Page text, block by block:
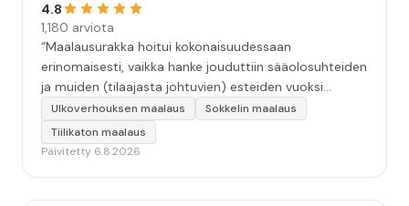
4.8
1,180 arviota
“Maalausurakka hoitui kokonaisuudessaan
erinomaisesti, vaikka hanke jouduttiin sääolosuhteiden
ja muiden (tilaajasta johtuvien) esteiden vuoksi
keskeyttämään n. 3 viikoksi. Maalaistulos on oikein
hyvä, yhteydenpito erinomaista, jälkityöt tehtiin
huolellisesti. Suosittelen. Erityiskiitos itse maalareille:
Ulkoverhouksen maalaus
Sokkelin maalaus
Tiilikaton maalaus
Päivitetty 6.8.2026